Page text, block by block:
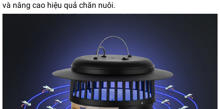
và nâng cao hiệu quả chăn nuôi.